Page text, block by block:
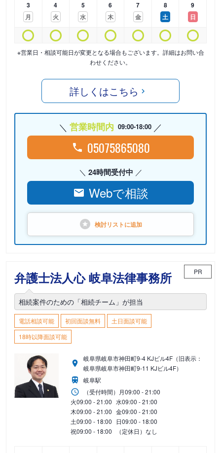
3
月
4
火
5
水
6
木
7
金
8
土
9
日
※営業日・相談可能日が変更となる場合もございます。詳細はお問い合
わせください。
詳しくはこちら
営業時間内 09:00-18:00
05075865080
24時間受付中
Webで相談
検討リストに追加
弁護士法人心 岐阜法律事務所 PR
相続案件のための「相続チーム」が担当
電話相談可能 初回面談無料
土日面談可能
18時以降面談可能
岐阜県岐阜市神田町9-4 KJビル4F（旧表示：
岐阜県岐阜市神田町9-11 KJビル4F）
岐阜駅
（受付時間） 月09:00 - 21:00
火09:00 - 21:00 水09:00 - 21:00
木09:00 - 21:00 金09:00 - 21:00
土09:00 - 18:00 日09:00 - 18:00
祝09:00 - 18:00 （定休日）なし